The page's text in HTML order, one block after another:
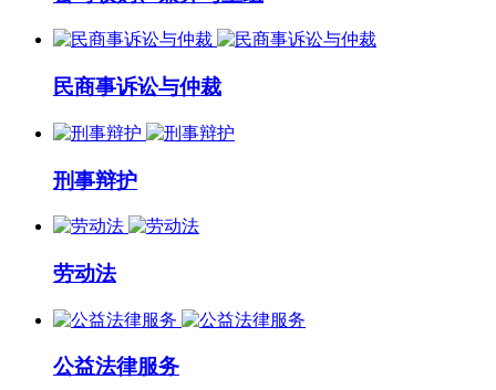
民商事诉讼与仲裁
刑事辩护
劳动法
公益法律服务